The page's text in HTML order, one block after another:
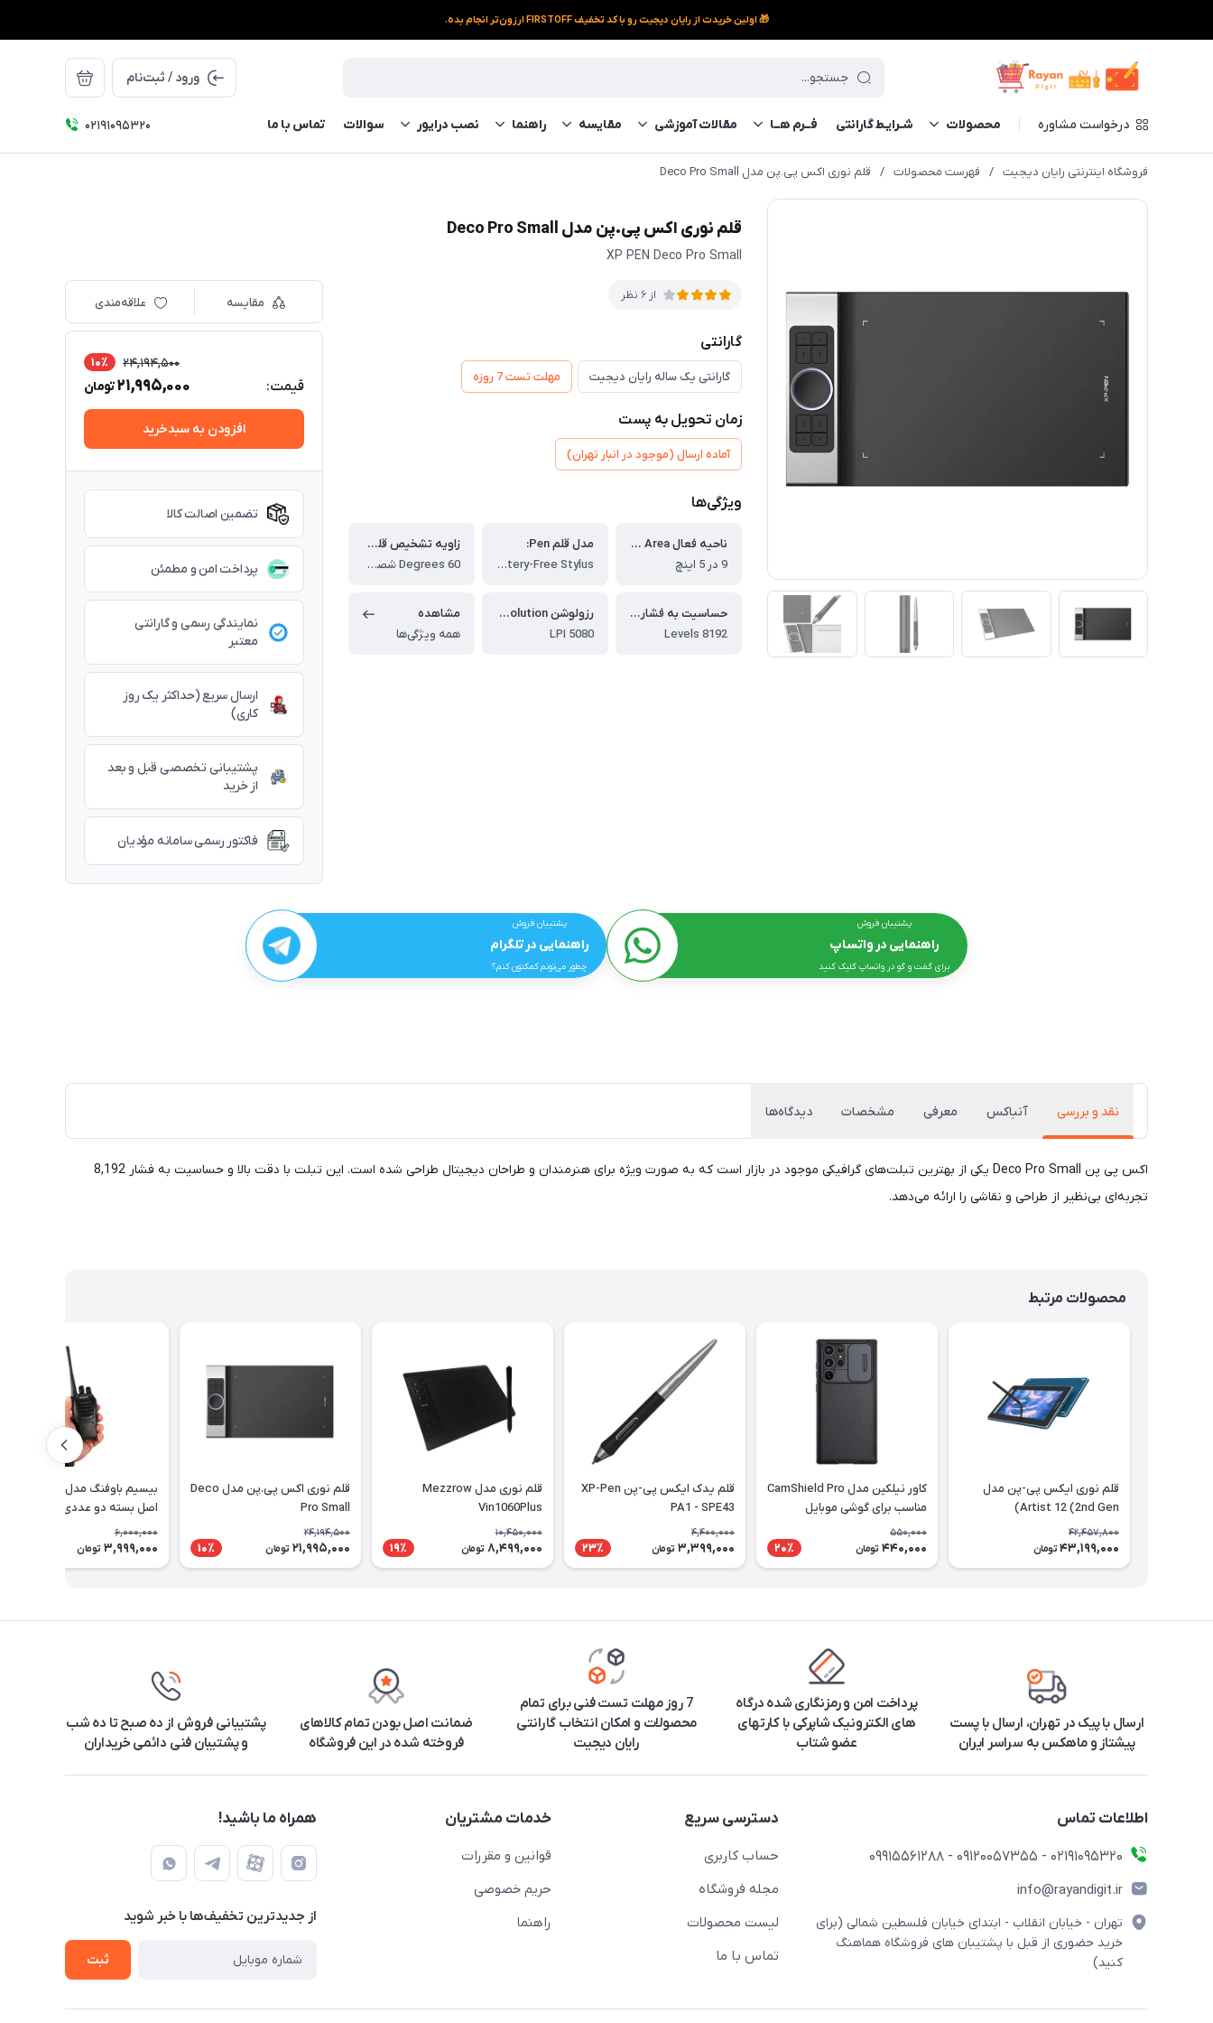
🎁 اولین خریدت از رایان دیجیت رو با کد تخفیف FIRSTOFF ارزون‌تر انجام بده.
ورود / ثبت‌نام
درخواست مشاوره محصولات شـرایـط گارانتی فــرم‌ هــا مقالات آموزشی مقایسه راهنما نصب درایور سوالات تماس با ما ۰۲۱91095320
فروشگاه اینترنتی رایان دیجیت / فهرست محصولات / قلم نوری اکس پی.پن مدل Deco Pro Small
قلم نوری اکس پی.پن مدل Deco Pro Small
XP PEN Deco Pro Small
از 6 نظر
گارانتی
گارانتی یک ساله رایان دیجیت مهلت تست 7 روزه
زمان تحویل به پست
آماده ارسال (موجود در انبار تهران)
ویژگی‌ها
ناحیه فعال Active Area:
9 در 5 اینچ
مدل قلم Pen:
PA1 Battery-Free Stylus
زاویه تشخیص قلم Tilt:
60 Degrees شصت درجه
حساسیت به فشار Pressure Sensitivity:
8192 Levels
رزولوشن Resolution:
5080 LPI
مشاهده
همه ویژگی‌ها
مقایسه علاقه‌مندی
قیمت:
24,194,500 10٪
21,995,000تومان
افزودن به سبدخرید
تضمین اصالت کالا
پرداخت امن و مطمئن
نمایندگی رسمی و گارانتی
معتبر
ارسال سریع (حداکثر یک روز
کاری)
پشتیبانی تخصصی قبل و بعد
از خرید
فاکتور رسمی سامانه مؤدیان
پشتیبان فروش
راهنمایی در واتساپ
برای گفت و گو در واتساپ کلیک کنید
پشتیبان فروش
راهنمایی در تلگرام
چطور می‌تونم کمکتون کنم؟
نقد و بررسی آنباکس معرفی مشخصات دیدگاه‌ها
اکس‌ پی پن Deco Pro Small یکی از بهترین تبلت‌های گرافیکی موجود در بازار است که به صورت ویژه برای هنرمندان و طراحان دیجیتال طراحی شده است. این تبلت با دقت بالا و حساسیت به فشار 8,192
تجربه‌ای بی‌نظیر از طراحی و نقاشی را ارائه می‌دهد.
محصولات مرتبط
قلم نوری ایکس پی-پن مدل
Artist 12 (2nd Gen)
42,457,800
43,199,000 تومان
کاور نیلکین مدل CamShield Pro
مناسب برای گوشی موبایل
سامسونگ Galaxy S22 Ultra
550,000
440,000 تومان 20٪
قلم یدک ایکس پی-پن XP-Pen
PA1 - SPE43
4,400,000
3,399,000 تومان 23٪
قلم نوری مدل Mezzrow
Vin1060Plus
10,450,000
8,499,000 تومان 19٪
قلم نوری اکس پی.پن مدل Deco
Pro Small
24,194,500
21,995,000 تومان 10٪
اصل بسته دو عددی
6,000,000
3,999,000 تومان
ارسال با پیک در تهران، ارسال با پست
پیشتاز و ماهکس به سراسر ایران
پرداخت امن و رمزنگاری شده درگاه
های الکترونیک شاپرکی با کارتهای
عضو شتاب
7 روز مهلت تست فنی برای تمام
محصولات و امکان انتخاب گارانتی
رایان دیجیت
ضمانت اصل بودن تمام کالاهای
فروخته شده در این فروشگاه
پشتیبانی فروش از ده صبح تا ده شب
و پشتیبان فنی دائمی خریداران
اطلاعات تماس
۰۲۱91095320 - 09120057355 - 09915561288
info@rayandigit.ir
تهران - خیابان انقلاب - ابتدای خیابان فلسطین شمالی (برای
خرید حضوری از قبل با پشتیبان های فروشگاه هماهنگ
کنید)
دسترسی سریع
حساب کاربری
مجله فروشگاه
لیست محصولات
تماس با ما
خدمات مشتریان
قوانین و مقررات
حریم خصوصی
راهنما
همراه ما باشید!
از جدید‌ترین تخفیف‌ها با‌ خبر شوید
ثبت